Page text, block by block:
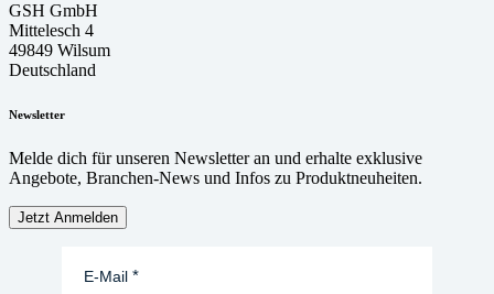
GSH GmbH
Mittelesch 4
49849 Wilsum
Deutschland
Newsletter
Melde dich für unseren Newsletter an und erhalte exklusive
Angebote, Branchen-News und Infos zu Produktneuheiten.
Jetzt Anmelden
E-Mail